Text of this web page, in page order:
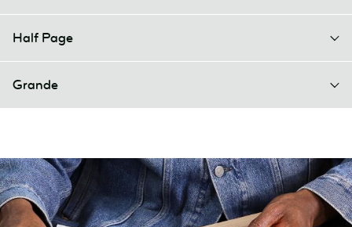
Half Page
Grande